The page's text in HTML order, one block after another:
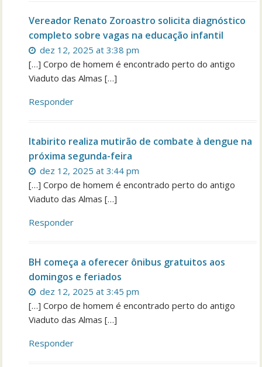
Vereador Renato Zoroastro solicita diagnóstico
completo sobre vagas na educação infantil
dez 12, 2025 at 3:38 pm
[…] Corpo de homem é encontrado perto do antigo
Viaduto das Almas […]
Responder
Itabirito realiza mutirão de combate à dengue na
próxima segunda-feira
dez 12, 2025 at 3:44 pm
[…] Corpo de homem é encontrado perto do antigo
Viaduto das Almas […]
Responder
BH começa a oferecer ônibus gratuitos aos
domingos e feriados
dez 12, 2025 at 3:45 pm
[…] Corpo de homem é encontrado perto do antigo
Viaduto das Almas […]
Responder